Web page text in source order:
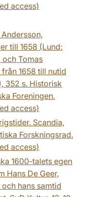
access)
till 1658 (Lund:
och Tomas
1658 till nutid
352 s. Historisk
Foreningen.
access)
Scandia,
Forskningsrad.
access)
1600-talets egen
Hans De Geer,
hans samtid